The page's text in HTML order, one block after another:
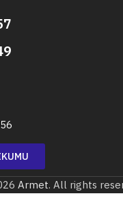
Armet. All rights